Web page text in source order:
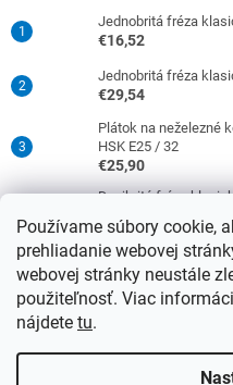
Používame súbory cookie,
prehliadanie webovej
webovej stránky neustále
použiteľnosť. Viac
nájdete tu.
Jednobritá fréza
€16,52
Jednobritá fréza
€29,54
Plátok na neželezné
HSK E25 / 32
€25,90
Dvojbritá fréza
€38,33
Jednobritá fréza
€29,54